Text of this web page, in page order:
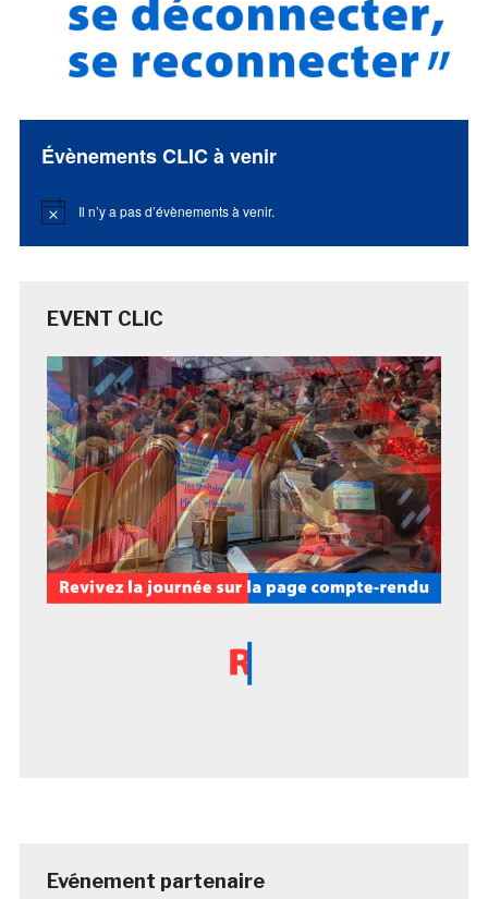
Évènements CLIC à venir
Notice Il n’y a pas d’évènements à venir.
EVENT CLIC
Evénement partenaire